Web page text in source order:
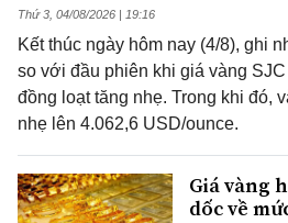
Thứ 3, 04/08/2026 | 19:16
Kết thúc ngày hôm nay (4/8), ghi
so với đầu phiên khi giá vàng
đồng loạt tăng nhẹ. Trong khi đó,
nhẹ lên 4.062,6 USD/ounce.
Giá vàng
dốc về